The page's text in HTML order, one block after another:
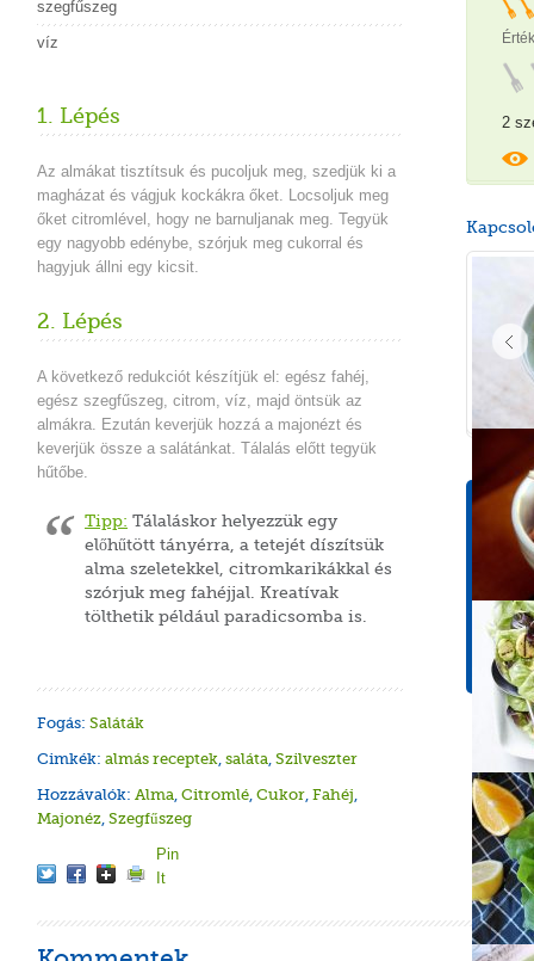
szegfűszeg
víz
1. Lépés
Az almákat tisztítsuk és pucoljuk meg, szedjük ki a
magházat és vágjuk kockákra őket. Locsoljuk meg
őket citromlével, hogy ne barnuljanak meg. Tegyük
egy nagyobb edénybe, szórjuk meg cukorral és
hagyjuk állni egy kicsit.
2. Lépés
A következő redukciót készítjük el: egész fahéj,
egész szegfűszeg, citrom, víz, majd öntsük az
almákra. Ezután keverjük hozzá a majonézt és
keverjük össze a salátánkat. Tálalás előtt tegyük
hűtőbe.
Tipp: Tálaláskor helyezzük egy
előhűtött tányérra, a tetejét díszítsük
alma szeletekkel, citromkarikákkal és
szórjuk meg fahéjjal. Kreatívak
tölthetik például paradicsomba is.
Fogás: Saláták
Cimkék: almás receptek, saláta, Szilveszter
Hozzávalók: Alma, Citromlé, Cukor, Fahéj,
Majonéz, Szegfűszeg
Pin
It
2
1
522
78,2